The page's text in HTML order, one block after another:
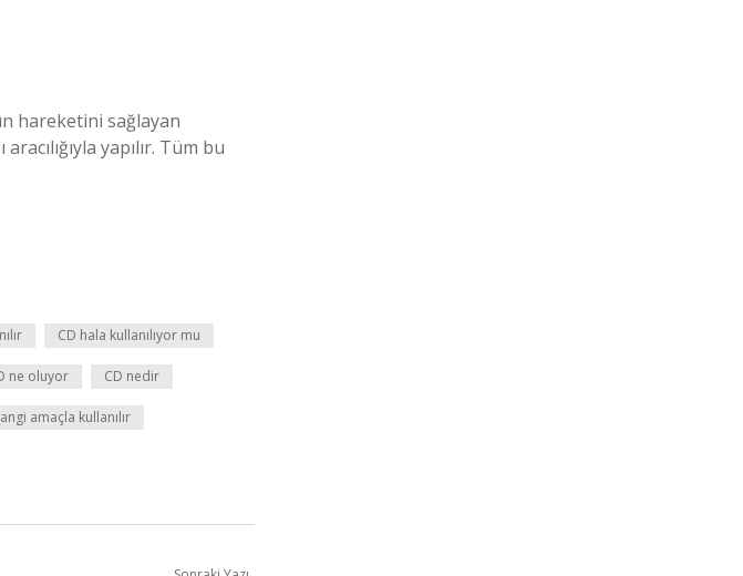
hareketini sağlayan
yapılır. Tüm bu
CD hala kullanılıyor mu
ne oluyor CD nedir
amaçla kullanılır